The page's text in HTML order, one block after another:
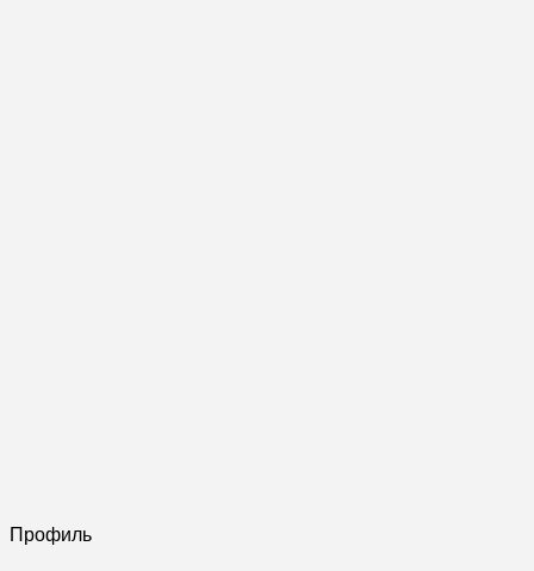
Профиль